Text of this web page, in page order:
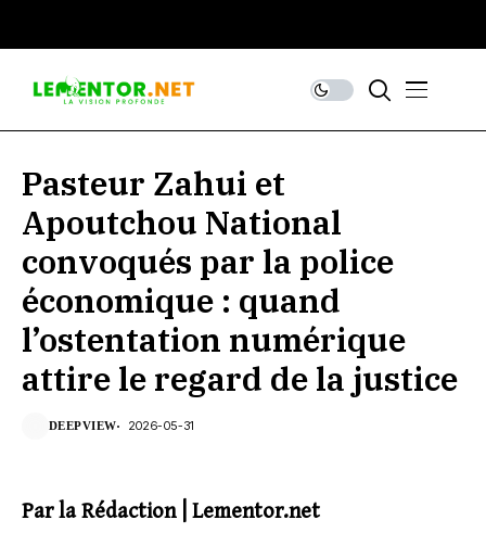
Pasteur Zahui et
Apoutchou National
convoqués par la police
économique : quand
l’ostentation numérique
attire le regard de la justice
DEEPVIEW 2026-05-31
Par la Rédaction | Lementor.net